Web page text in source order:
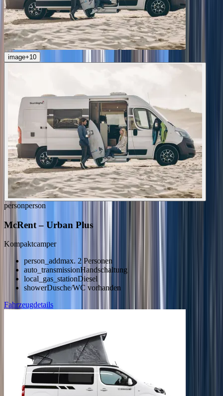
image+10
personperson
McRent– Urban Plus
Kompaktcamper
person_addmax. 2 Personen
auto_transmissionHandschaltung
local_gas_stationDiesel
showerDusche/WC vorhanden
Fahrzeugdetails